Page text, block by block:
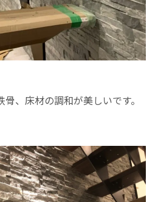
、床材の調和が美しいです。